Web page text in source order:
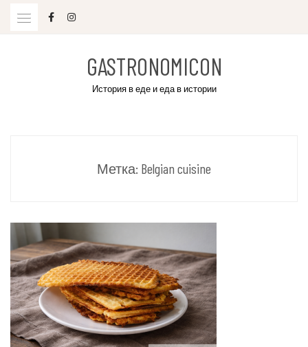
GASTRONOMICON
История в еде и еда в истории
Метка: Belgian cuisine